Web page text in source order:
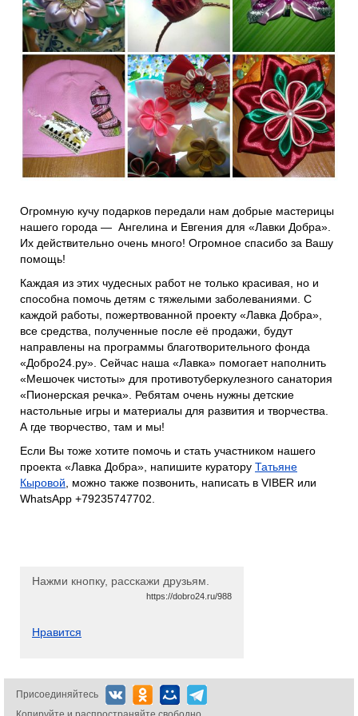
Боксы для пожертвований
Нужна помощь?
Проекты
Программы фонда
Справочник
Медиа
События и люди
Мы в СМИ
Банеры
Огромную кучу подарков передали нам добрые мастерицы
нашего города — Ангелина и Евгения для «Лавки Добра».
Их действительно очень много! Огромное спасибо за Вашу
помощь!
Каждая из этих чудесных работ не только красивая, но и
способна помочь детям с тяжелыми заболеваниями. С
каждой работы, пожертвованной проекту «Лавка Добра»,
все средства, полученные после её продажи, будут
направлены на программы благотворительного фонда
«Добро24.ру». Сейчас наша «Лавка» помогает наполнить
«Мешочек чистоты» для противотуберкулезного санатория
«Пионерская речка». Ребятам очень нужны детские
настольные игры и материалы для развития и творчества.
А где творчество, там и мы!
Если Вы тоже хотите помочь и стать участником нашего
проекта «Лавка Добра», напишите куратору Татьяне
Кыровой, можно также позвонить, написать в VIBER или
WhatsApp +79235747702.
Нажми кнопку, расскажи друзьям.
https://dobro24.ru/988
Нравится
Присоединяйтесь